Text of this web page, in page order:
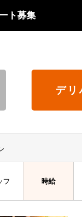
ト募集
デリ
フ 時給